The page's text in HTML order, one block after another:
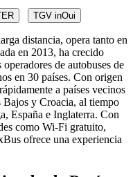
TGV inOui
distancia, opera tanto en
en 2013, ha crecido
de autobuses de
en 30 países. Con origen
a países vecinos
Bajos y Croacia, al tiempo
España e Inglaterra. Con
como Wi-Fi gratuito,
ofrece una experiencia